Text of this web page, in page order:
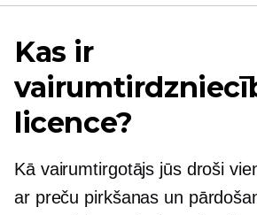
Kas ir
licence?
Kā vairumtirgotājs jūs droši
ar preču pirkšanas un